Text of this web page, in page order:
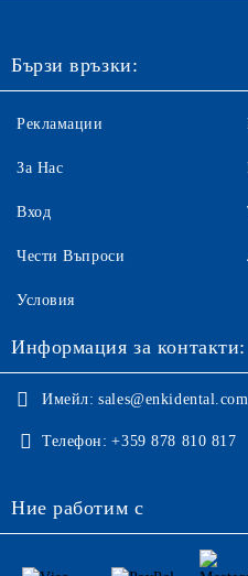
Бързи връзки:
Рекламации
За Нас
Вход
Чести Въпроси
Условия
Информация за контакти:
Имейл: sales@enkidental.com
Телефон: +359 878 810 817
Ние работим с